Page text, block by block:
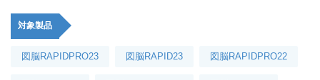
対象製品
図脳RAPIDPRO23 図脳RAPID23 図脳RAPIDPRO22